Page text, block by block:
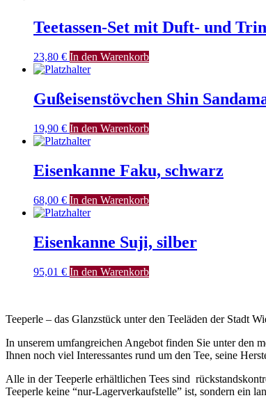
Teetassen-Set mit Duft- und
23,80 € In den Warenkorb
Gußeisenstövchen Shin
19,90 € In den Warenkorb
Eisenkanne Faku, schwarz
68,00 € In den Warenkorb
Eisenkanne Suji, silber
95,01 € In den Warenkorb
Teeperle – das Glanzstück unter den Teeläden der Stadt
In unserem umfangreichen Angebot finden Sie unter den
Ihnen noch viel Interessantes rund um den Tee, seine
Alle in der Teeperle erhältlichen Tees sind
Teeperle keine “nur-Lagerverkaufstelle” ist, sondern ein